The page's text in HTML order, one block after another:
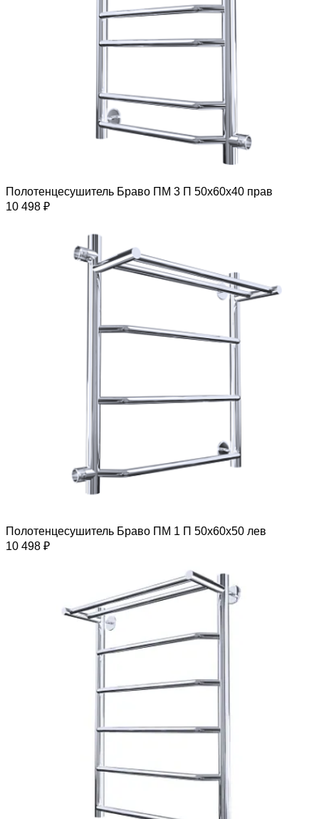
Полотенцесушитель Браво ПМ 3 П 50х60х40 прав
10 498 ₽
Полотенцесушитель Браво ПМ 1 П 50х60х50 лев
10 498 ₽